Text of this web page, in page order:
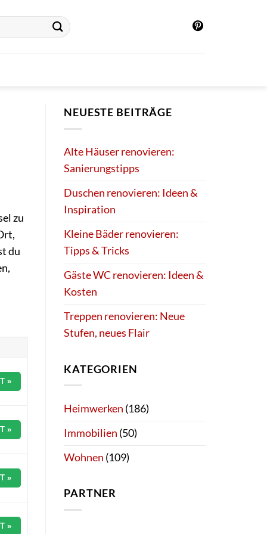
zu
du
»
»
»
»
NEUESTE BEITRÄGE
Alte Häuser renovieren:
Sanierungstipps
Duschen renovieren: Ideen &
Inspiration
Kleine Bäder renovieren:
Tipps & Tricks
Gäste WC renovieren: Ideen &
Kosten
Treppen renovieren: Neue
Stufen, neues Flair
KATEGORIEN
Heimwerken (186)
Immobilien (50)
Wohnen (109)
PARTNER